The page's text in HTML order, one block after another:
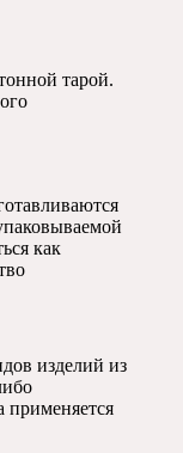
тарой.
как
изделий из
применяется